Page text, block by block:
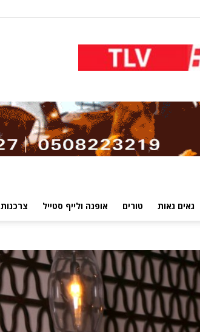
גאים גאות טורים אופנה ולייף סטייל צרכנות